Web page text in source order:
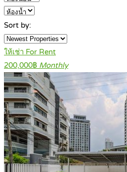
Sort by:
ให้เช่า For Rent
200,000฿ Monthly